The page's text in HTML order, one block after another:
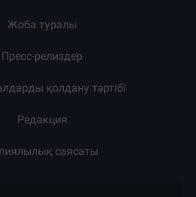
Жоба туралы
Пресс-релиздер
қолдану тәртібі
Редакция
саясаты